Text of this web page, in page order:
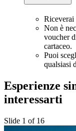
Riceverai
Non è
voucher
cartaceo.
Puoi
qualsiasi
Esperienze
interessarti
Slide 1 of 16